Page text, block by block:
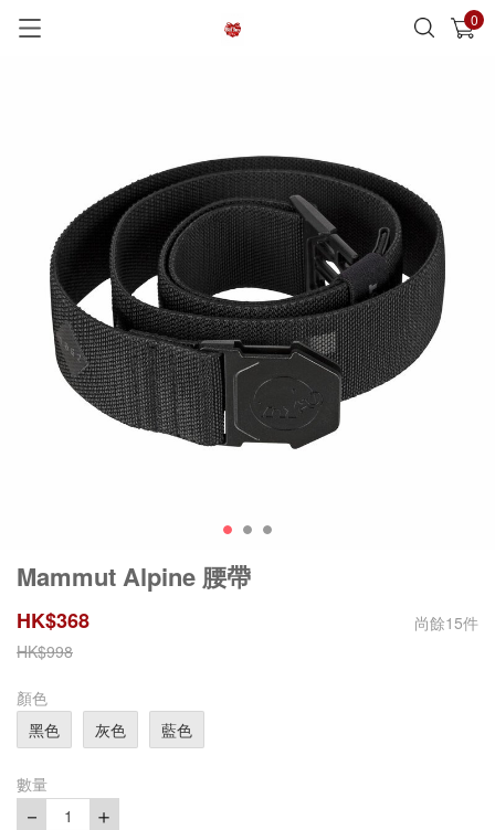
0
已加入購物車 查看
Mammut Alpine 腰帶
HK$368 尚餘15件
HK$998
顏色
黑色
灰色 藍色
數量
－ 1 ＋